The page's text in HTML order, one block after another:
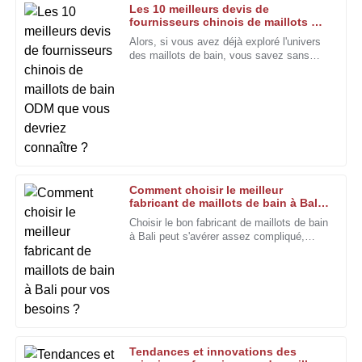
Les 10 meilleurs devis de
fournisseurs chinois de maillots de
bain ODM que vous devriez
connaître ?
Alors, si vous avez déjà exploré l'univers
des maillots de bain, vous savez sans
Comment choisir le meilleur
fabricant de maillots de bain à Bali
pour vos besoins ?
Choisir le bon fabricant de maillots de bain
à Bali peut s'avérer assez compliqué,
Tendances et innovations des
le service après-vente a été très apprécié !
24 Janvier 2026
M
Megan
Excellent produit. Le service après-vente a dépassé mes
attentes grâce à son professionnalisme.
T
Thomas
Hall
Non seulement le produit est excellent, mais le service
après-vente a rendu l'expérience globale exceptionnelle. Je
recommande vivement !